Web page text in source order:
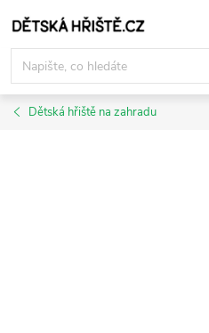
na
obsah
Dětská hřiště na zahradu